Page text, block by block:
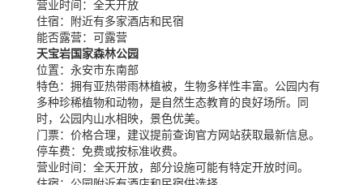
营业时间： 全天开放
住宿： 附近有多家酒店和民宿
能否露营： 可露营
天宝岩国家森林公园
位置： 永安市东南部
特色： 拥有亚热带雨林植被，生物多样性丰富。公园内有
多种珍稀植物和动物，是自然生态教育的良好场所。同
时，公园内山水相映，景色优美。
门票： 价格合理，建议提前查询官方网站获取最新信息。
停车费： 免费或按标准收费。
营业时间： 全天开放，部分设施可能有特定开放时间。